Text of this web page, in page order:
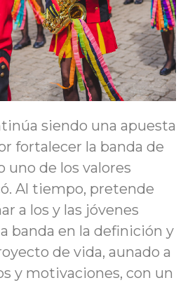
siendo una apuesta
fortalecer la banda de
uno de los valores
Al tiempo, pretende
a los y las jóvenes
banda en la definición y
de vida, aunado a
y motivaciones, con un